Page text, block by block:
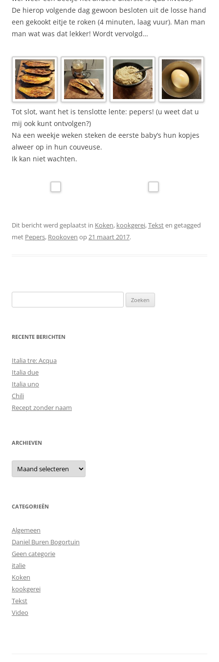
De hierop volgende dag gewoon besloten uit de losse hand
een gekookt eitje te roken (4 minuten, laag vuur). Man man
man wat was dat lekker! Wordt vervolgd…
Tot slot, want het is tenslotte lente: pepers! (u weet dat u
mij ook kunt ontvolgen?)
Na een weekje weken steken de eerste baby’s hun kopjes
alweer op in hun couveuse.
Ik kan niet wachten.
Dit bericht werd geplaatst in Koken, kookgerei,Teksten getagged
met Pepers, Rookoven op21 maart 2017.
naar:
RECENTE BERICHTEN
Italia tre: Acqua
Italia due
Italia uno
Chili
Recept zonder naam
ARCHIEVEN
Archieven
CATEGORIEËN
Algemeen
Daniel Buren Bogortuin
Geen categorie
italie
Koken
kookgerei
Tekst
Video